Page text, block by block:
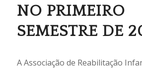
NO PRIMEIRO
SEMESTRE DE
A Associação de Reabilitação